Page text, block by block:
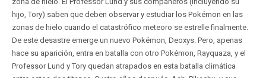
hijo, Tory) saben que deben observar y estudiar los Pokémon en las
zonas de hielo cuando el catastrófico meteoro se estrelle finalmente.
De este desastre emerge un nuevo Pokémon, Deoxys. Pero, apenas
hace su aparición, entra en batalla con otro Pokémon, Rayquaza, y el
Professor Lund y Tory quedan atrapados en esta batalla climática